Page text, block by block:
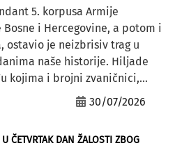
5. korpusa Armije
Bosne i Hercegovine, a potom i
ostavio je neizbrisiv trag u
naše historije. Hiljade
kojima i brojni zvaničnici,...
30/07/2026
ČETVRTAK DAN ŽALOSTI ZBOG